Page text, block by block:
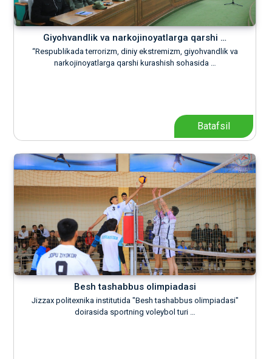
Giyohvandlik va narkojinoyatlarga qarshi …
“Respublikada terrorizm, diniy ekstremizm, giyohvandlik va
narkojinoyatlarga qarshi kurashish sohasida …
Batafsil
Besh tashabbus olimpiadasi
Jizzax politexnika institutida "Besh tashabbus olimpiadasi"
doirasida sportning voleybol turi …